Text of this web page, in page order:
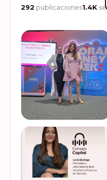
292 publicaciones1.4K
Felices de haber sido
invitadas, por cuarto año
consecutivo, a participar en
la Global Money Week, una
iniciativa que impulsa la
educación f…
VER EN
INSTAGRAM